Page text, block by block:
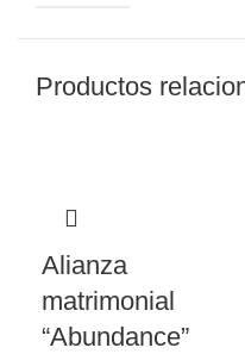
Productos
Alianza
matrimonial
“Abundance”